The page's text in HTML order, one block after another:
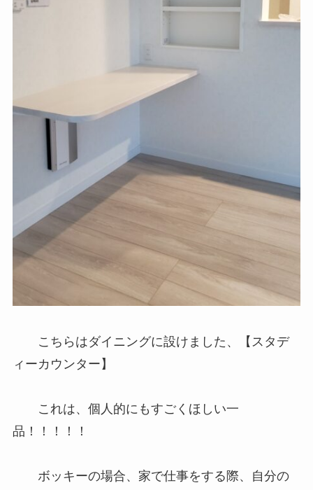
こちらはダイニングに設けました、【スタデ
ィーカウンター】
これは、個人的にもすごくほしい一
品！！！！！
ボッキーの場合、家で仕事をする際、自分の